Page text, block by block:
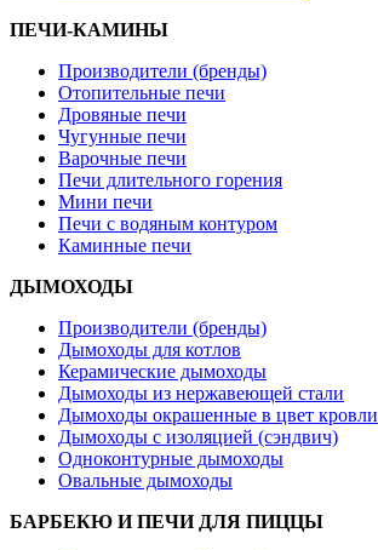
ПЕЧИ-КАМИНЫ
Производители (бренды)
Отопительные печи
Дровяные печи
Чугунные печи
Варочные печи
Печи длительного горения
Мини печи
Печи с водяным контуром
Каминные печи
ДЫМОХОДЫ
Производители (бренды)
Дымоходы для котлов
Керамические дымоходы
Дымоходы из нержавеющей стали
Дымоходы окрашенные в цвет кровли
Дымоходы с изоляцией (сэндвич)
Одноконтурные дымоходы
Овальные дымоходы
БАРБЕКЮ И ПЕЧИ ДЛЯ ПИЦЦЫ